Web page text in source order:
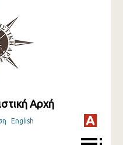
Αρχή
English